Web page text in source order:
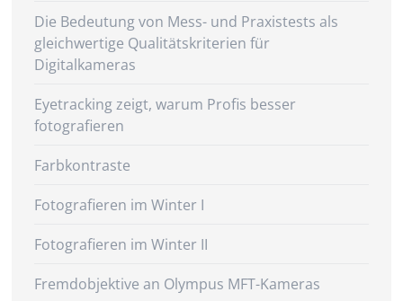
Die Bedeutung von Mess- und Praxistests als
gleichwertige Qualitätskriterien für
Digitalkameras
Eyetracking zeigt, warum Profis besser
fotografieren
Farbkontraste
Fotografieren im Winter I
Fotografieren im Winter II
Fremdobjektive an Olympus MFT-Kameras